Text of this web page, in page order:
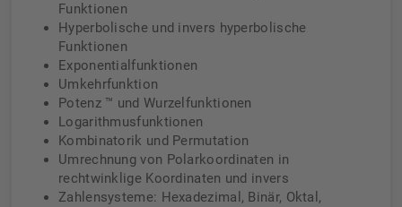
Funktionen
Hyperbolische und invers hyperbolische
Funktionen
Exponentialfunktionen
Umkehrfunktion
Potenz ™ und Wurzelfunktionen
Logarithmusfunktionen
Kombinatorik und Permutation
Umrechnung von Polarkoordinaten in
rechtwinklige Koordinaten und invers
Zahlensysteme: Hexadezimal, Binär, Oktal,